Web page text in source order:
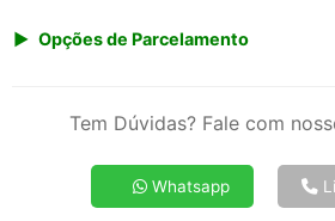
Opções de Parcelamento
2x de R$ 22,82
4x de R$ 11,75
5x de R$ 9,52
Tem Dúvidas? Fale com
Whatsapp